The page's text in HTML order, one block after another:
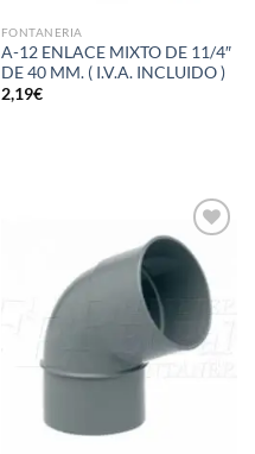
FONTANERIA
A-12 ENLACE MIXTO DE 11/4″
DE 40 MM. ( I.V.A. INCLUIDO )
2,19€
Añadir
a la
lista de
deseos